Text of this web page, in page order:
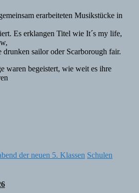
erarbeiteten Musikstücke in
Es erklangen Titel wie It´s my life,
sailor oder Scarborough fair.
waren begeistert, wie weit es ihre
der neuen 5. Klassen Schulen